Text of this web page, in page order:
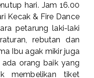
hari. Jam 16.00
Kecak & Fire Dance
petarung laki-laki
rebutan dan
Ibu agak mikir juga
orang baik yang
membelikan tiket